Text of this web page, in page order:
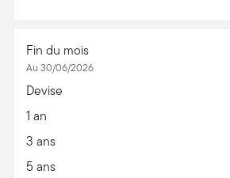
Fin du mois
Au 30/06/2026
Devise
1 an
3 ans
5 ans